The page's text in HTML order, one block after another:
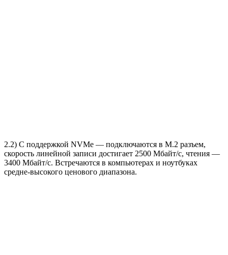
2.2) С поддержкой NVMe — подключаются в M.2 разъем,
скорость линейной записи достигает 2500 Мбайт/с, чтения —
3400 Мбайт/с. Встречаются в компьютерах и ноутбуках
средне-высокого ценового диапазона.